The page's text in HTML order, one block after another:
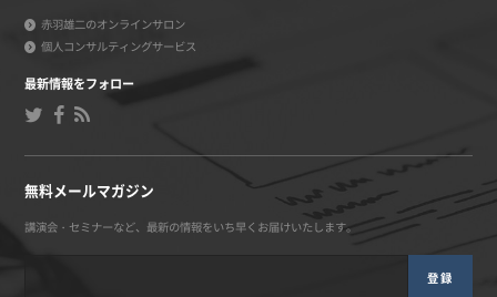
赤羽雄二のオンラインサロン
個人コンサルティングサービス
最新情報をフォロー
無料メールマガジン
講演会・セミナーなど、最新の情報をいち早くお届けいたします。
登録